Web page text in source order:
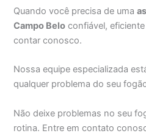
Quando você precisa de uma
Campo Belo confiável,
contar conosco.
Nossa equipe especializada
qualquer problema do seu
Não deixe problemas no seu
rotina. Entre em contato